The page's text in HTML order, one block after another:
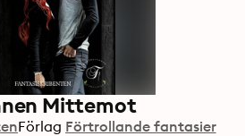
Mittemot
Förlag Förtrollande fantasier